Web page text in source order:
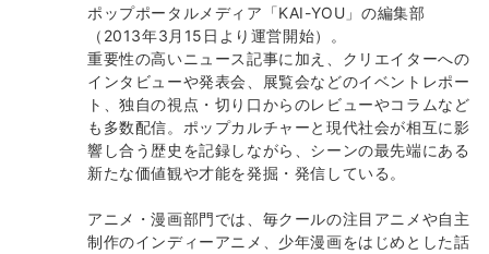
ポップポータルメディア「KAI-YOU」の編集部
（2013年3月15日より運営開始）。
重要性の高いニュース記事に加え、クリエイターへの
インタビューや発表会、展覧会などのイベントレポー
ト、独自の視点・切り口からのレビューやコラムなど
も多数配信。ポップカルチャーと現代社会が相互に影
響し合う歴史を記録しながら、シーンの最先端にある
新たな価値観や才能を発掘・発信している。
アニメ・漫画部門では、毎クールの注目アニメや自主
制作のインディーアニメ、少年漫画をはじめとした話